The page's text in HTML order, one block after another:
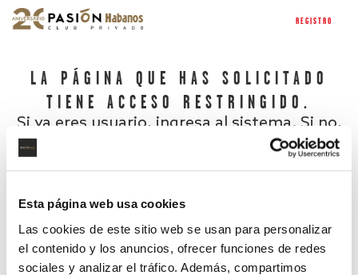
Esta página web usa cookies
Las cookies de este sitio web se usan para personalizar
el contenido y los anuncios, ofrecer funciones de redes
sociales y analizar el tráfico. Además, compartimos
REGISTRO
LA PÁGINA QUE HAS SOLICITADO
TIENE ACCESO RESTRINGIDO.
Si ya eres usuario, ingresa al sistema. Si no,